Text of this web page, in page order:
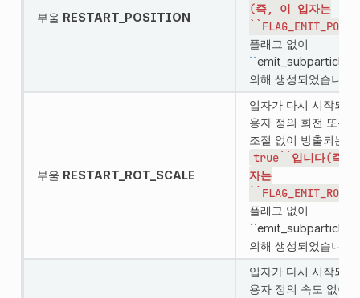
부울 RESTART_POSITION
(즉,
이 입자는
플래그 없이
``
의해 생성되었습니다).
부울 RESTART_ROT_SCALE
입자가 다시 시작되거
용자 정의 회전 또는
조절 없이 방출되는
true``입니다(즉,
자는
플래그 없이
``
의해 생성되었습니다).
입자가 다시 시작되거
용자 정의 속도 없이